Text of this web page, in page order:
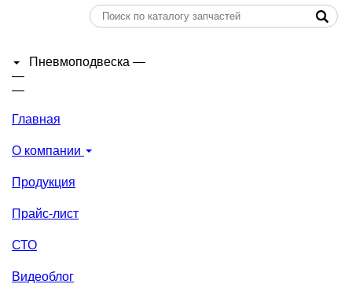
Пневмоподвеска —
—
—
Главная
О компании
Продукция
Прайс-лист
СТО
Видеоблог